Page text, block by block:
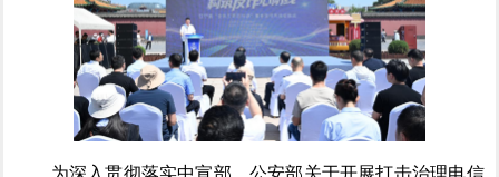
为深入贯彻落实中宣部、公安部关于开展打击治理电信